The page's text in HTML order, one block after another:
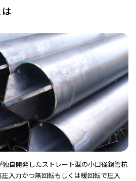
独自開発したストレート型の小口径鋼管杭
入力かつ無回転もしくは緩回転で圧入